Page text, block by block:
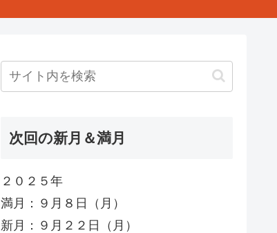
次回の新月＆満月
２０２５年
満月：９月８日（月）
新月：９月２２日（月）